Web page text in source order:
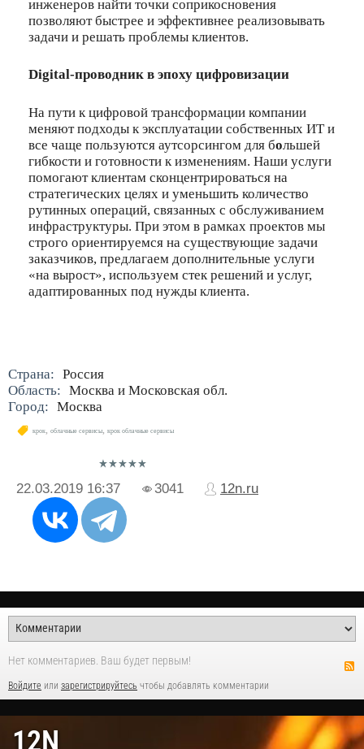
инженеров найти точки соприкосновения
позволяют быстрее и эффективнее реализовывать
задачи и решать проблемы клиентов.
Digital-проводник в эпоху цифровизации
На пути к цифровой трансформации компании
меняют подходы к эксплуатации собственных ИТ и
все чаще пользуются аутсорсингом для большей
гибкости и готовности к изменениям. Наши услуги
помогают клиентам сконцентрироваться на
стратегических целях и уменьшить количество
рутинных операций, связанных с обслуживанием
инфраструктуры. При этом в рамках проектов мы
строго ориентируемся на существующие задачи
заказчиков, предлагаем дополнительные услуги
«на вырост», используем стек решений и услуг,
адаптированных под нужды клиента.
Страна: Россия
Область: Москва и Московская обл.
Город: Москва
​крок облачные сервисы ​крок облачные сервисы
22.03.2019 16:37 3041 12n.ru
Нет комментариев. Ваш будет первым!
Войдите или зарегистрируйтесь чтобы добавлять комментарии
12N